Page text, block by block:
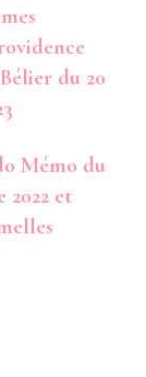
du 20
Mémo du
2022 et